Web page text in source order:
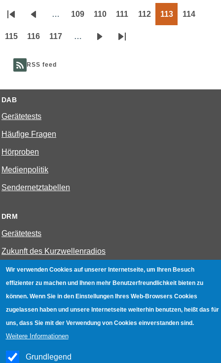
Seitennummerierung
Erste
Seite
Vorherige
Seite
… 109 110 111 112 113 114
115 116 117 …
NächsteLetzte
RSS feed
DAB
Gerätetests
Häufige Fragen
Hörproben
Medienpolitik
Sendernetztabellen
DRM
Gerätetests
Zukunft des Kurzwellenradios
W-LAN
Bestenliste
Geräte mit Aufnahmefunktion
Gerätetests
Hotspot absichern
Wir verwenden Cookies auf unserer Internetseite, um Ihren Besuch
effizienter zu machen und Ihnen mehr Benutzerfreundlichkeit bieten zu
können. Wenn Sie in den Einstellungen Ihres Web-Browsers Cookies
zugelassen haben und unsere Internetseite weiterhin benutzen, heißt das für
uns, dass Sie mit der Verwendung von Cookies einverstanden sind.
Weitere Informationen
Grundlegend